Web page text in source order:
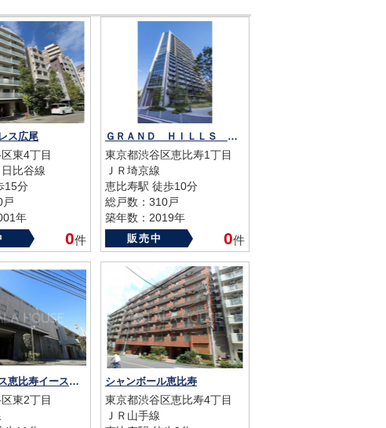
ス広尾
東4丁目
比谷線
15分
戸
年
0件
ＧＲＡＮＤ ＨＩＬＬＳ ＥＤＩＳＵ
東京都渋谷区恵比寿1丁目
ＪＲ埼京線
恵比寿駅 徒歩10分
総戸数：310戸
築年数：2019年
販売中 0件
パークハウス恵比寿イーストヒル
東2丁目
シャンボール恵比寿
東京都渋谷区恵比寿4丁目
ＪＲ山手線